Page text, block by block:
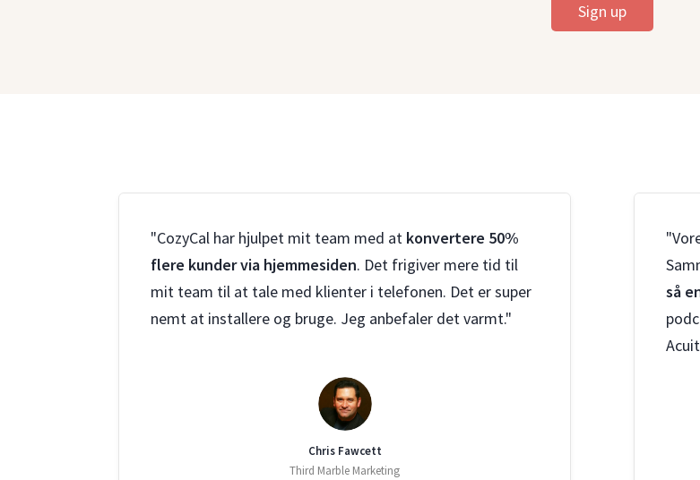
Sign up
"CozyCal har hjulpet mit team med at konvertere 50%
flere kunder via hjemmesiden. Det frigiver mere tid til
mit team til at tale med klienter i telefonen. Det er super
nemt at installere og bruge. Jeg anbefaler det varmt."
Chris Fawcett
Third Marble Marketing
så